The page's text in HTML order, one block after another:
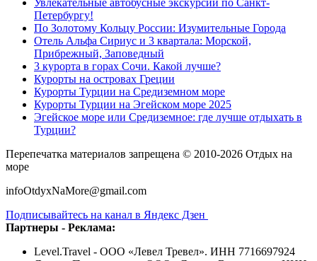
Петербургу!
По Золотому Кольцу России: Изумительные Города
Отель Альфа Сириус и 3 квартала: Морской,
Прибрежный, Заповедный
3 курорта в горах Сочи. Какой лучше?
Курорты на островах Греции
Курорты Турции на Средиземном море
Курорты Турции на Эгейском море 2025
Эгейское море или Средиземное: где лучше отдыхать в
Турции?
Перепечатка материалов запрещена © 2010-2026 Отдых на
море
infoOtdyxNaMore@gmail.com
Подписывайтесь на канал в Яндекс Дзен
Партнеры - Реклама:
Level.Travel - ООО «Левел Тревел». ИНН 7716697924